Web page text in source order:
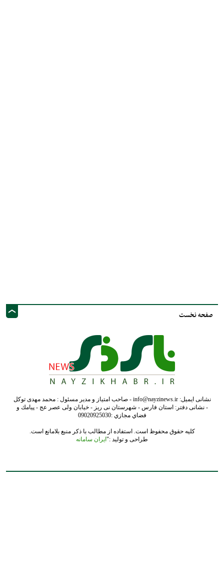
صفحه نخست
نشانی ایمیل: info@nayzinews.ir - صاحب امتیاز و مدیر مسئول : محمد مهدی توکل
- نشانی دفتر: استان فارس - شهرستان نی ریز - خیابان ولی عصر عج - پيامك و
فضاي مجازي :09020925030
کلیه حقوق محفوظ است. استفاده از مطالب با ذکر منبع بلامانع است.
طراحی و تولید :"ایران سامانه